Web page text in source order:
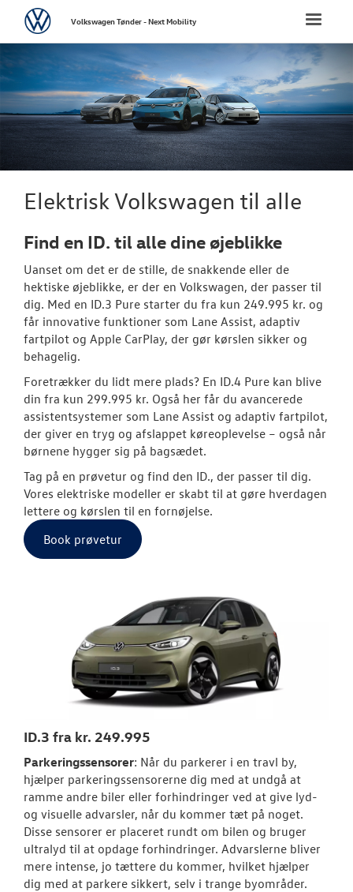
FORSIDE
NYE
Bestil
Byg din
Finansiering
Privatleasing
Vejen til et
Modeller
ID. Polo
ID.3 Neo
ID.5
T-Roc
Den nye
Garanti
Forsikring
NYE VAREBILER
Toggle
VolkswagenVolkswagen Tønder - Next Mobility
Elektrisk Volkswagen til alle
Find en ID. til alle dine øjeblikke
Uanset om det er de stille, de snakkende eller de
hektiske øjeblikke, er der en Volkswagen, der passer til
dig. Med en ID.3 Pure starter du fra kun 249.995 kr. og
får innovative funktioner som Lane Assist, adaptiv
fartpilot og Apple CarPlay, der gør kørslen sikker og
behagelig.
Foretrækker du lidt mere plads? En ID.4 Pure kan blive
din fra kun 299.995 kr. Også her får du avancerede
assistentsystemer som Lane Assist og adaptiv fartpilot,
der giver en tryg og afslappet køreoplevelse – også når
børnene hygger sig på bagsædet.
Tag på en prøvetur og find den ID., der passer til dig.
Vores elektriske modeller er skabt til at gøre hverdagen
lettere og kørslen til en fornøjelse.
Book prøvetur
ID.3 fra kr. 249.995
Parkeringssensorer: Når du parkerer i en travl by,
hjælper parkeringssensorerne dig med at undgå at
ramme andre biler eller forhindringer ved at give lyd-
og visuelle advarsler, når du kommer tæt på noget.
Disse sensorer er placeret rundt om bilen og bruger
ultralyd til at opdage forhindringer. Advarslerne bliver
mere intense, jo tættere du kommer, hvilket hjælper
dig med at parkere sikkert, selv i trange byområder.